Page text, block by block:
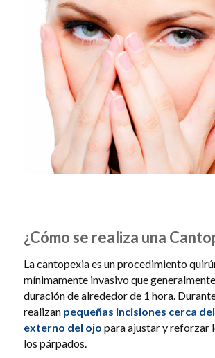
¿Cómo se realiza una
La cantopexia es un procedimiento
mínimamente invasivo que
duración de alrededor de 1 hora.
realizan pequeñas incisiones cerca
externo del ojo para ajustar y reforzar
los párpados.